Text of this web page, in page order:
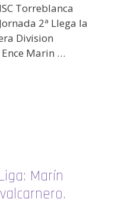
Torreblanca
2ª Llega la
Division
Marin …
Marín